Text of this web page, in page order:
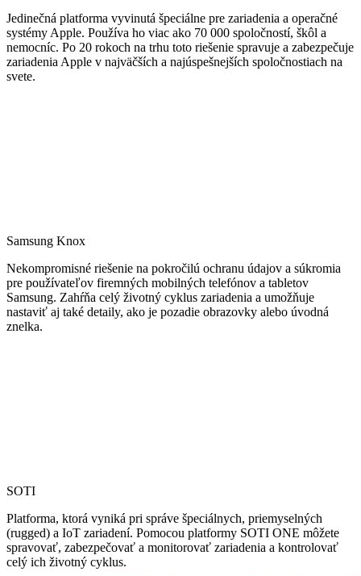
Jedinečná platforma vyvinutá špeciálne pre zariadenia a operačné
systémy Apple. Používa ho viac ako 70 000 spoločností, škôl a
nemocníc. Po 20 rokoch na trhu toto riešenie spravuje a zabezpečuje
zariadenia Apple v najväčších a najúspešnejších spoločnostiach na
svete.
Samsung Knox
Nekompromisné riešenie na pokročilú ochranu údajov a súkromia
pre používateľov firemných mobilných telefónov a tabletov
Samsung. Zahŕňa celý životný cyklus zariadenia a umožňuje
nastaviť aj také detaily, ako je pozadie obrazovky alebo úvodná
znelka.
SOTI
Platforma, ktorá vyniká pri správe špeciálnych, priemyselných
(rugged) a IoT zariadení. Pomocou platformy SOTI ONE môžete
spravovať, zabezpečovať a monitorovať zariadenia a kontrolovať
celý ich životný cyklus.